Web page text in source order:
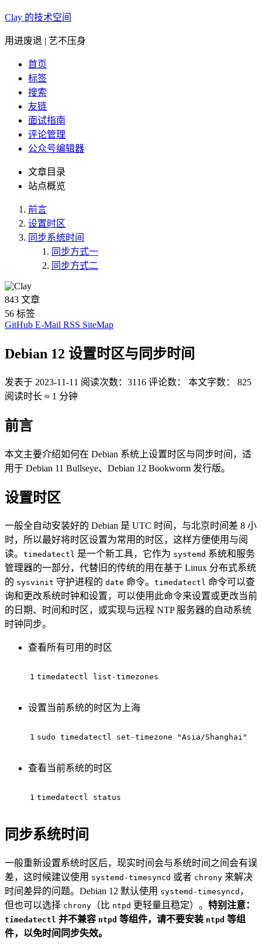
Clay 的技术空间
用进废退 | 艺不压身
首页
标签
搜索
友链
面试指南
评论管理
公众号编辑器
文章目录
站点概览
前言
设置时区
同步系统时间
同步方式一
同步方式二
843 文章
56 标签
GitHub E-Mail RSS SiteMap
Debian 12 设置时区与同步时间
发表于 2023-11-11 阅读次数： 3116 评论数： 本文字数：
825
阅读时长 ≈ 1 分钟
前言
本文主要介绍如何在 Debian 系统上设置时区与同步时间，适
用于 Debian 11 Bullseye、Debian 12 Bookworm 发行版。
设置时区
一般全自动安装好的 Debian 是 UTC 时间，与北京时间差 8 小
时，所以最好将时区设置为常用的时区，这样方便使用与阅
读。 timedatectl 是一个新工具，它作为 systemd 系统和服务
管理器的一部分，代替旧的传统的用在基于 Linux 分布式系统
的 sysvinit 守护进程的 date 命令。 timedatectl 命令可以查
询和更改系统时钟和设置，可以使用此命令来设置或更改当前
的日期、时间和时区，或实现与远程 NTP 服务器的自动系统
时钟同步。
查看所有可用的时区
1 timedatectl list-timezones
设置当前系统的时区为上海
1 sudo timedatectl set-timezone "Asia/Shanghai"
查看当前系统的时区
1 timedatectl status
同步系统时间
一般重新设置系统时区后，现实时间会与系统时间之间会有误
差，这时候建议使用 systemd-timesyncd 或者 chrony 来解决
时间差异的问题。Debian 12 默认使用 systemd-timesyncd ，
但也可以选择 chrony （比 ntpd 更轻量且稳定）。 特别注意：
timedatectl 并不兼容 ntpd 等组件，请不要安装 ntpd 等组
件，以免时间同步失效。